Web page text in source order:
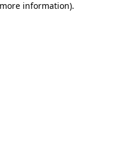
information).